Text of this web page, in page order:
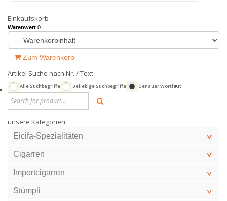
Einkaufskorb
Warenwert 0
Zum Warenkorb
Artikel Suche nach Nr. / Text
Alle Suchbegriffe Beliebige Suchbegriffe Genauer Wortlaut
unsere Kategorien
Eicifa-Spezialitäten
Cigarren
Importcigarren
Stümpli